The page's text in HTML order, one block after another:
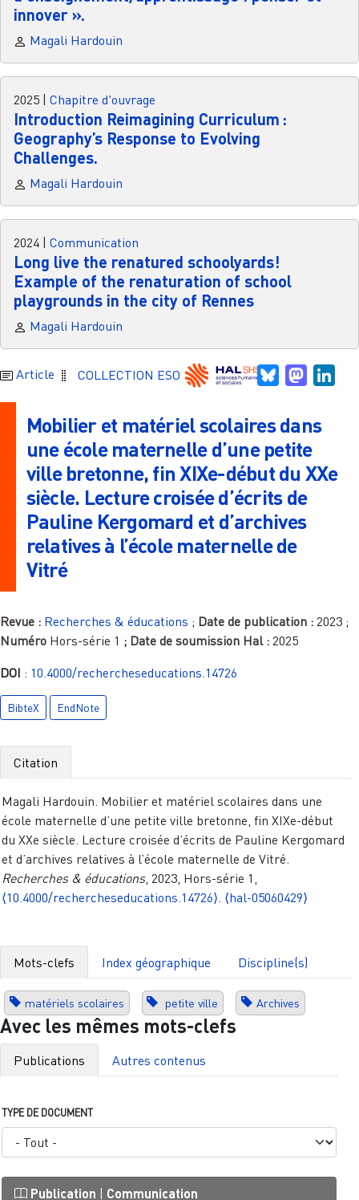
innover ».
Magali Hardouin
2025 Chapitre d'ouvrage
Introduction Reimagining Curriculum :
Geography’s Response to Evolving
Challenges.
Magali Hardouin
2024 Communication
Long live the renatured schoolyards!
Example of the renaturation of school
playgrounds in the city of Rennes
Magali Hardouin
Article COLLECTION ESO Bluesky
Mobilier et matériel scolaires dans
une école maternelle d’une petite
ville bretonne, fin XIXe-début du XXe
siècle. Lecture croisée d’écrits de
Pauline Kergomard et d’archives
relatives à l’école maternelle de
Vitré
Revue : Recherches & éducations ; Date de publication : 2023 ;
Numéro Hors-série 1 ; Date de soumission Hal : 2025
DOI : 10.4000/rechercheseducations.14726
BibteX EndNote
Citation
Magali Hardouin. Mobilier et matériel scolaires dans une
école maternelle d’une petite ville bretonne, fin XIXe-début
du XXe siècle. Lecture croisée d’écrits de Pauline Kergomard
et d’archives relatives à l’école maternelle de Vitré.
Recherches & éducations, 2023, Hors-série 1,
⟨10.4000/rechercheseducations.14726⟩ ⟨hal-05060429⟩
Mots-clefs Index géographique Discipline(s)
matériels scolaires petite ville Archives
Avec les mêmes mots-clefs
Publications Autres contenus
TYPE DE DOCUMENT
Publication | Communication